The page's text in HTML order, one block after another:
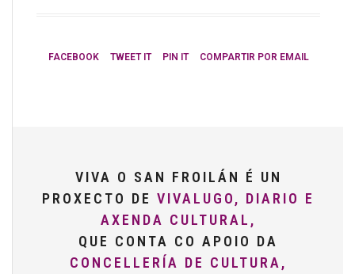
FACEBOOK TWEET IT PIN IT COMPARTIR POR EMAIL
VIVA O SAN FROILÁN É UN
PROXECTO DE VIVALUGO, DIARIO E
AXENDA CULTURAL,
QUE CONTA CO APOIO DA
CONCELLERÍA DE CULTURA,